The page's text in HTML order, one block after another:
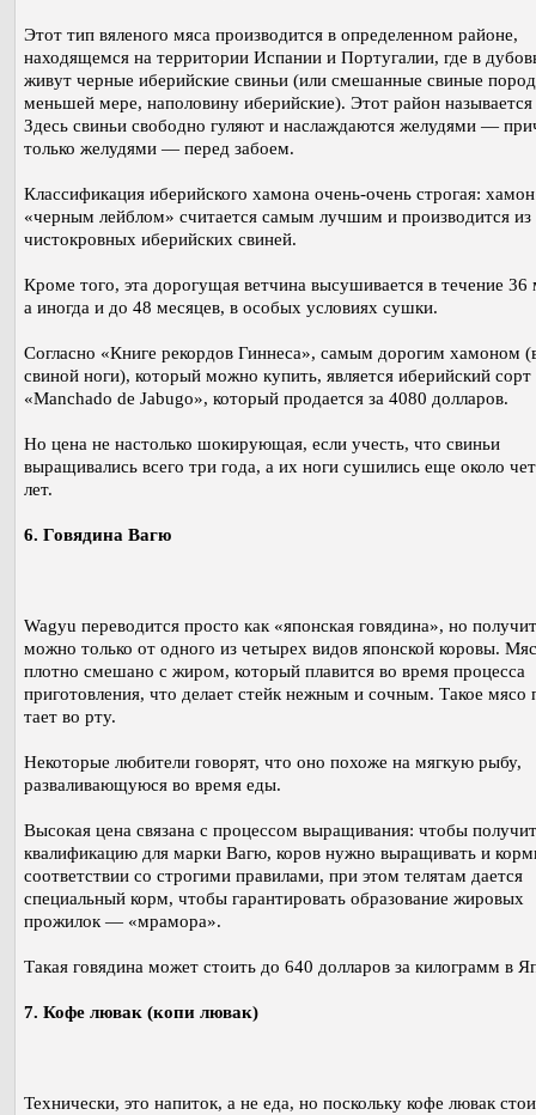
Этот тип вяленого мяса производится в определенном районе,
находящемся на территории Испании и Португалии, где в
живут черные иберийские свиньи (или смешанные свиные
меньшей мере, наполовину иберийские). Этот район называется
Здесь свиньи свободно гуляют и наслаждаются желудями —
только желудями — перед забоем.
Классификация иберийского хамона очень-очень строгая:
«черным лейблом» считается самым лучшим и производится из
чистокровных иберийских свиней.
Кроме того, эта дорогущая ветчина высушивается в течение 36
а иногда и до 48 месяцев, в особых условиях сушки.
Согласно «Книге рекордов Гиннеса», самым дорогим хамоном
свиной ноги), который можно купить, является иберийский сорт
«Manchado de Jabugo», который продается за 4080 долларов.
Но цена не настолько шокирующая, если учесть, что свиньи
выращивались всего три года, а их ноги сушились еще около
лет.
6. Говядина Вагю
Wagyu переводится просто как «японская говядина», но
можно только от одного из четырех видов японской коровы.
плотно смешано с жиром, который плавится во время процесса
приготовления, что делает стейк нежным и сочным. Такое мясо
тает во рту.
Некоторые любители говорят, что оно похоже на мягкую рыбу,
разваливающуюся во время еды.
Высокая цена связана с процессом выращивания: чтобы
квалификацию для марки Вагю, коров нужно выращивать и
соответствии со строгими правилами, при этом телятам дается
специальный корм, чтобы гарантировать образование жировых
прожилок — «мрамора».
Такая говядина может стоить до 640 долларов за килограмм в
7. Кофе лювак (копи лювак)
Технически, это напиток, а не еда, но поскольку кофе лювак